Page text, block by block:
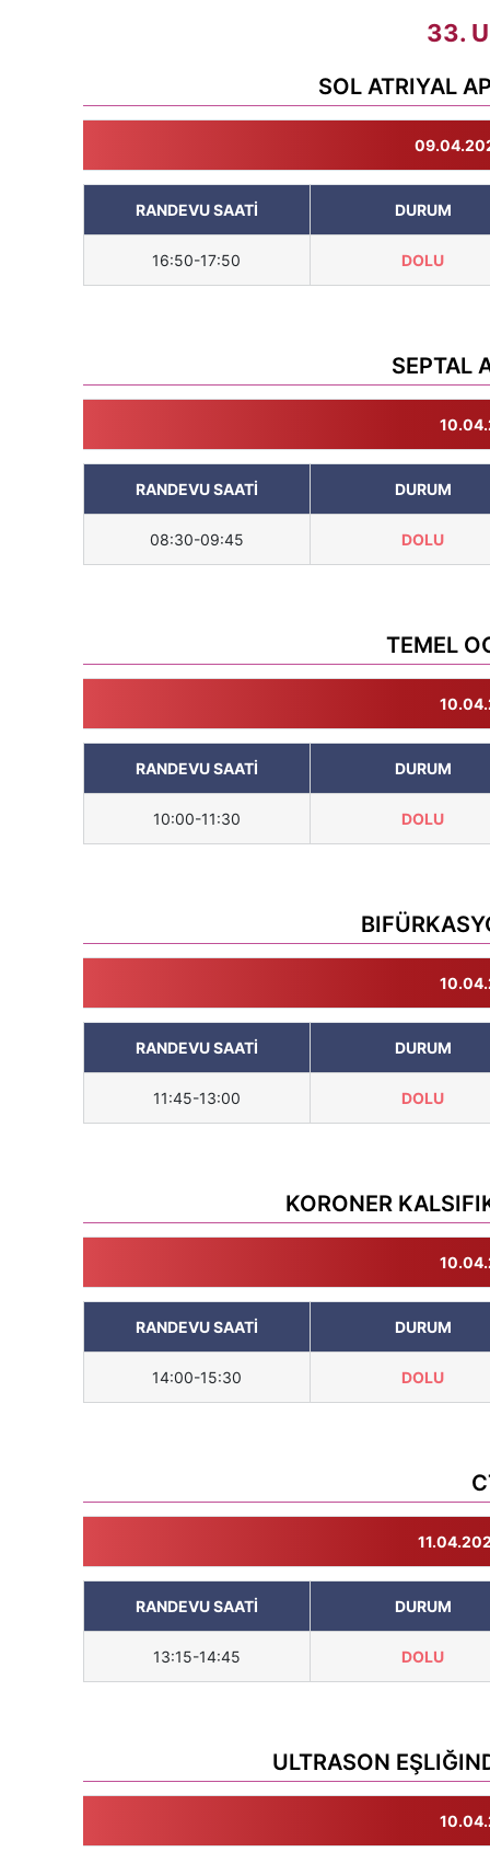
33.
SOL ATRIYAL
RANDEVU SAATİ DURUM
16:50-17:50 DOLU
SEPTAL
RANDEVU SAATİ DURUM
08:30-09:45 DOLU
TEMEL
RANDEVU SAATİ DURUM
10:00-11:30 DOLU
RANDEVU SAATİ DURUM
11:45-13:00 DOLU
KORONER
RANDEVU SAATİ DURUM
14:00-15:30 DOLU
RANDEVU SAATİ DURUM
13:15-14:45 DOLU
ULTRASON